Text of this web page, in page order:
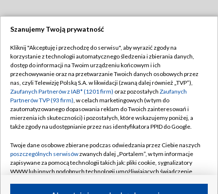
TVP
Abonament TVP
Emisja w TVP
Centrum informacji TVP
Naziemna Telewizja Cyfrowa
Rada Programowa
System NOS
Informacje o nadawcy
Regulamin TVP
Polityka prywatności
Moje zgody
Pomoc
Kontakt
Kanały
Szanujemy Twoją prywatność
Kliknij "Akceptuję i przechodzę do serwisu", aby wyrazić zgody na
korzystanie z technologii automatycznego śledzenia i zbierania danych,
dostęp do informacji na Twoim urządzeniu końcowym i ich
przechowywanie oraz na przetwarzanie Twoich danych osobowych przez
nas, czyli Telewizję Polską S.A. w likwidacji (zwaną dalej również „TVP”),
Zaufanych Partnerów z IAB* (1201 firm) oraz pozostałych Zaufanych
Partnerów TVP (93 firm), w celach marketingowych (w tym do
zautomatyzowanego dopasowania reklam do Twoich zainteresowań i
mierzenia ich skuteczności) i pozostałych, które wskazujemy poniżej, a
także zgody na udostępnianie przez nas identyfikatora PPID do Google.
Twoje dane osobowe zbierane podczas odwiedzania przez Ciebie naszych
poszczególnych serwisówzwanych dalej „Portalem”, w tym informacje
zapisywane za pomocą technologii takich jak: pliki cookie, sygnalizatory
WWW lub innych podobnych technologii umożliwiających świadczenie